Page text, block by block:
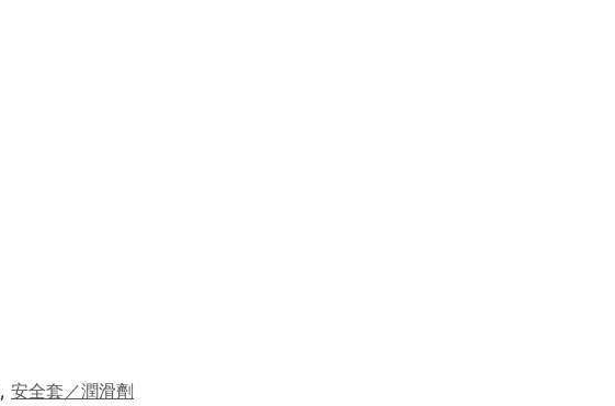
, 安全套／潤滑劑